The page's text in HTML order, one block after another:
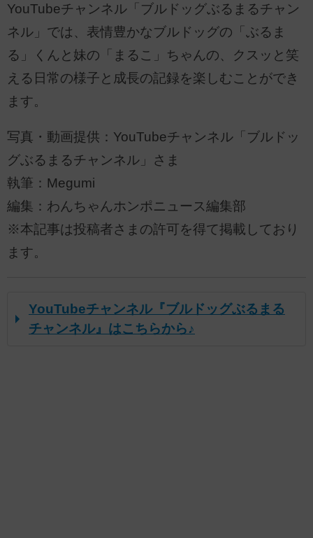
YouTubeチャンネル「ブルドッグぶるまるチャン
ネル」では、表情豊かなブルドッグの「ぶるま
る」くんと妹の「まるこ」ちゃんの、クスッと笑
える日常の様子と成長の記録を楽しむことができ
ます。
写真・動画提供：YouTubeチャンネル「ブルドッ
グぶるまるチャンネル」さま
執筆：Megumi
編集：わんちゃんホンポニュース編集部
※本記事は投稿者さまの許可を得て掲載しており
ます。
YouTubeチャンネル『ブルドッグぶるまる
チャンネル』はこちらから♪